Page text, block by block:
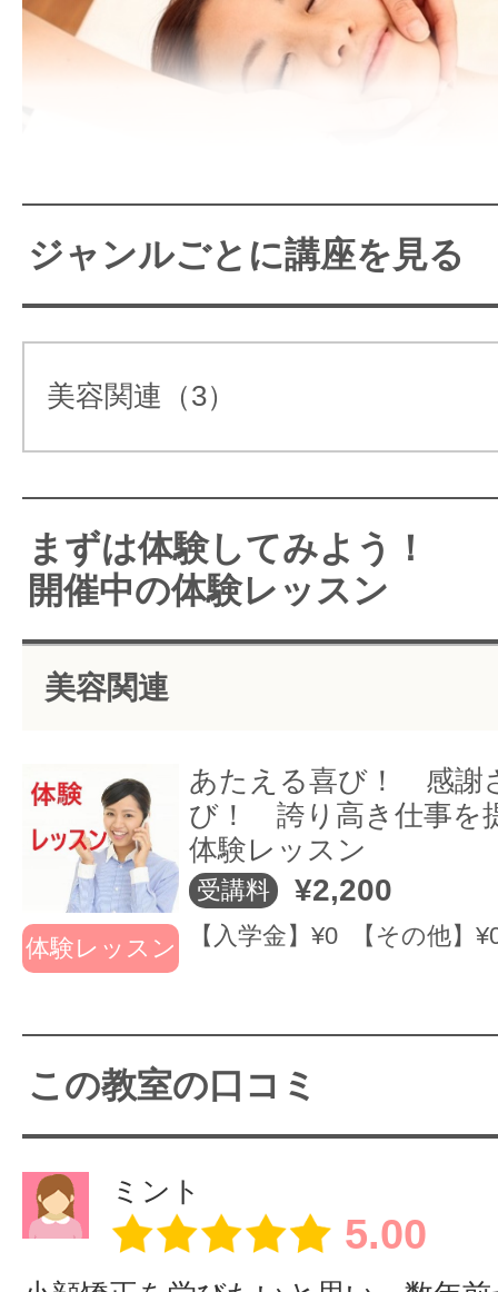
あたえる喜び！
感謝される喜び！
●フェイスラインをシャープに
顔矯正コース （1番人気）
●深眠できるリピーター続出！
ッサージコース
●お顔、頭に関して無敵の施術
マッサージ+頭痛整体
円 謝礼金）
【当スクールが選ばれる理由！】
・継続できる経営をフォローして
卒業後が、現場（経営）一番大
卒業後は、全員永久無料フォロ
はじめの施術（経営）は、不安
ュアル以外もたくさん出てきます
り高き仕事を提供します
7/29、小顔コー
ス合格しました
大変、努力家で
２時間もかけて
通っていただき
んでした
小顔で笑顔あふ
れる方々を
増やしてくださ
ます！
ツボの授業】
実践形式で、
触れ方・圧のか
その場で体感
（リンパ）
老廃物を排除し
スッキリさせる
（
ジャンルごとに講座を見る
美容関連（3）
まずは体験してみよう！
開催中の体験レッスン
美容関連
体験レッスン
あたえる喜び！ 感謝
び！ 誇り高き仕事を
体験レッスン
受講料 ¥2,200
【入学金】¥0 【その他】
この教室の口コミ
ミント
5.00